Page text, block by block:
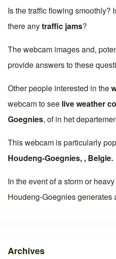
Is the traffic flowing smoothly?
there anytraffic jams?
The webcam images and,
provide answers to these
Other people interested in the
webcam to see live weather
Goegnies, of in het
This webcam is particularly
Houdeng-Goegnies, , Belgie.
In the event of a storm or
Houdeng-Goegniesgenerates
Archives